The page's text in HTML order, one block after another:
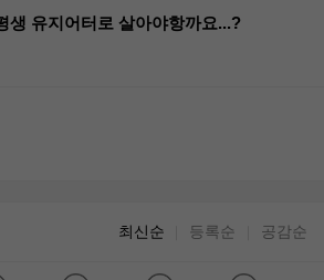
생 유지어터로 살아야항까요...?
최신순 등록순 공감순